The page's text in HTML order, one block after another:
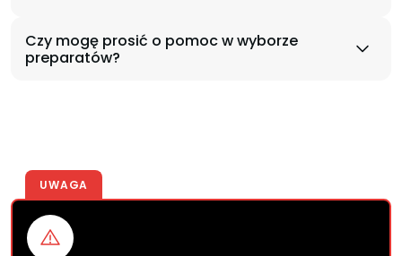
Czy mogę prosić o pomoc w wyborze
preparatów?
UWAGA